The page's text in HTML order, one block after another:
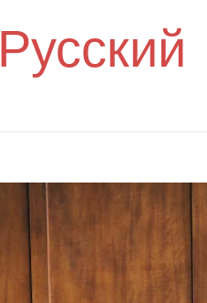
Русский